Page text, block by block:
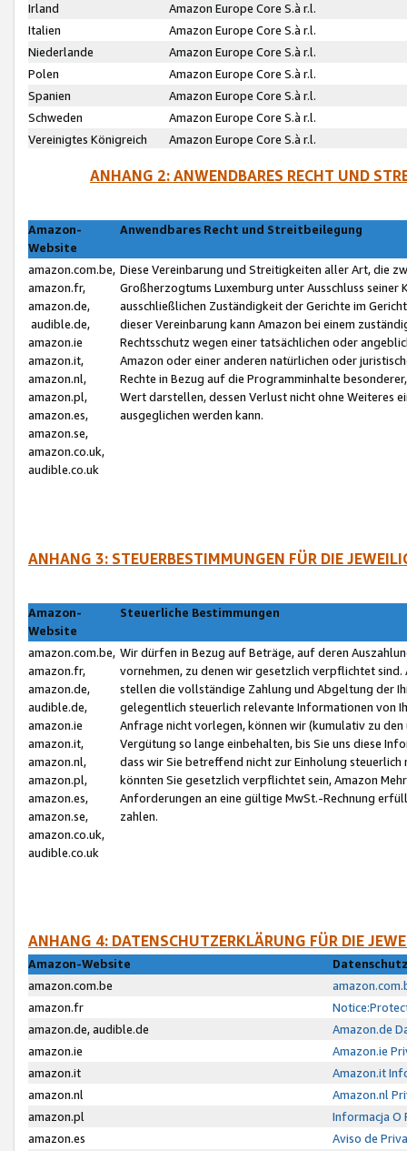
Irland
Amazon Europe Core S.à r.l.
Italien
Amazon Europe Core S.à r.l.
Niederlande
Amazon Europe Core S.à r.l.
Polen
Amazon Europe Core S.à r.l.
Spanien
Amazon Europe Core S.à r.l.
Schweden
Amazon Europe Core S.à r.l.
Vereinigtes Königreich
Amazon Europe Core S.à r.l.
ANHANG 2: ANWENDBARES RECHT UND
Amazon-
Website
Anwendbares Recht und Streitbeilegung
amazon.com.be,
amazon.fr,
amazon.de,
audible.de,
amazon.ie
amazon.it,
amazon.nl,
amazon.pl,
amazon.es,
amazon.se,
amazon.co.uk,
audible.co.uk
Diese Vereinbarung und Streitigkeiten aller Art, die
Großherzogtums Luxemburg unter Ausschluss
ausschließlichen Zuständigkeit der Gerichte im
dieser Vereinbarung kann Amazon bei einem
Rechtsschutz wegen einer tatsächlichen oder
Amazon oder einer anderen natürlichen oder
Rechte in Bezug auf die Programminhalte
Wert darstellen, dessen Verlust nicht ohne Weiteres
ausgeglichen werden kann.
ANHANG 3: STEUERBESTIMMUNGEN FÜR DIE
Amazon-
Website
Steuerliche Bestimmungen
amazon.com.be,
amazon.fr,
amazon.de,
audible.de,
amazon.ie
amazon.it,
amazon.nl,
amazon.pl,
amazon.es,
amazon.se,
amazon.co.uk,
audible.co.uk
Wir dürfen in Bezug auf Beträge, auf deren
vornehmen, zu denen wir gesetzlich verpflichtet
stellen die vollständige Zahlung und Abgeltung der
gelegentlich steuerlich relevante Informationen von
Anfrage nicht vorlegen, können wir (kumulativ zu
Vergütung so lange einbehalten, bis Sie uns diese
dass wir Sie betreffend nicht zur Einholung
könnten Sie gesetzlich verpflichtet sein, Amazon
Anforderungen an eine gültige MwSt.-Rechnung
zahlen.
ANHANG 4: DATENSCHUTZERKLÄRUNG FÜR DIE
Amazon-Website
amazon.com.be
amazon.fr
amazon.de, audible.de
Amazon.de
amazon.ie
Amazon.ie
amazon.it
Amazon.it
amazon.nl
Amazon.nl
amazon.pl
Informacja O
amazon.es
Aviso de